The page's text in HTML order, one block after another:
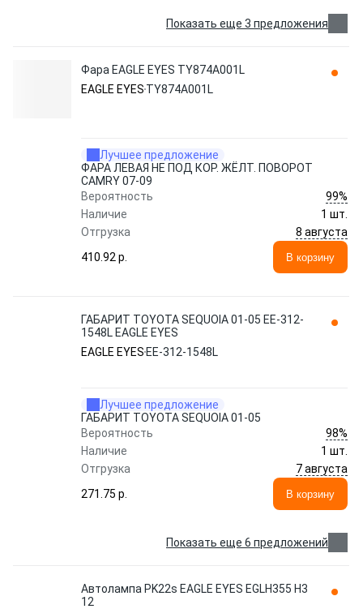
Показать еще 3 предложения
Фара EAGLE EYES TY874A001L
EAGLE EYES TY874A001L
Лучшее предложение
ФАРА ЛЕВАЯ НЕ ПОД КОР. ЖЁЛТ. ПОВОРОТ
CAMRY 07-09
Вероятность
99%
Наличие
1 шт.
Отгрузка
8 августа
410.92 p.
В корзину
ГАБАРИТ TOYOTA SEQUOIA 01-05 EE-312-
1548L EAGLE EYES
EAGLE EYES EE-312-1548L
Лучшее предложение
ГАБАРИТ TOYOTA SEQUOIA 01-05
Вероятность
98%
Наличие
1 шт.
Отгрузка
7 августа
271.75 p.
В корзину
Показать еще 6 предложений
Автолампа PK22s EAGLE EYES EGLH355 H3
12